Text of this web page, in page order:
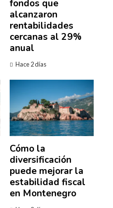
fondos que
alcanzaron
rentabilidades
cercanas al 29%
anual
Hace 2 días
Cómo la
diversificación
puede mejorar la
estabilidad fiscal
en Montenegro